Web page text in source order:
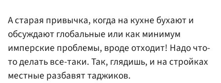
А старая привычка, когда на кухне бухают и
обсуждают глобальные или как минимум
имперские проблемы, вроде отходит! Надо что-
то делать все-таки. Так, глядишь, и на стройках
местные разбавят таджиков.